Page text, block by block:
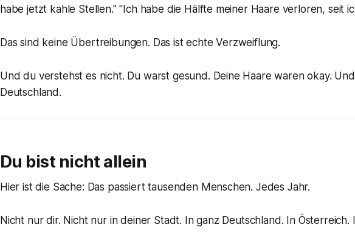
habe jetzt kahle Stellen." "Ich habe die Hälfte meiner Haare verloren, seit
Das sind keine Übertreibungen. Das ist echte Verzweiflung.
Und du verstehst es nicht. Du warst gesund. Deine Haare waren okay.
Deutschland.
Du bist nicht allein
Hier ist die Sache: Das passiert tausenden Menschen. Jedes Jahr.
Nicht nur dir. Nicht nur in deiner Stadt. In ganz Deutschland. In Österreich.